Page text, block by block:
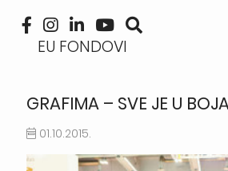
EU FONDOVI
GRAFIMA – SVE JE U
01.10.2015.